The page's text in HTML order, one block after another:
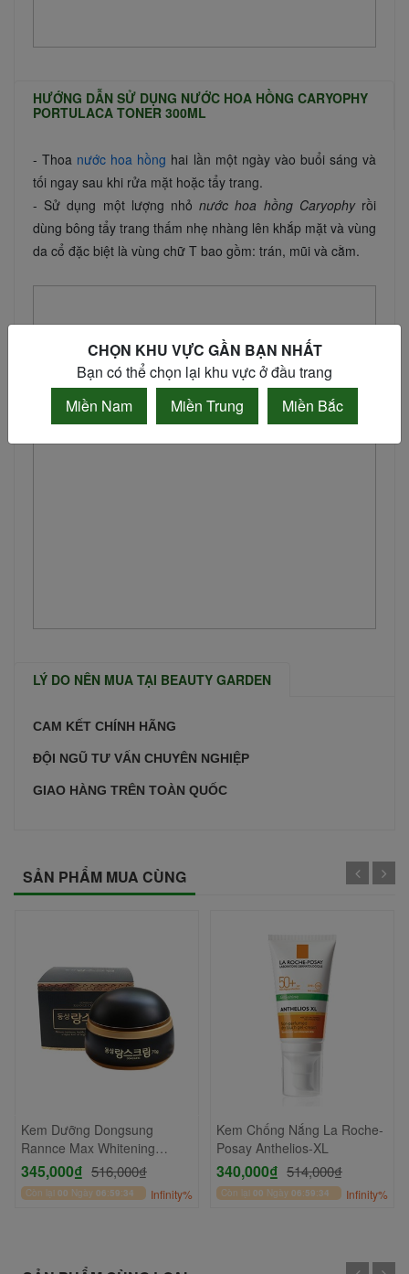
HƯỚNG DẪN SỬ DỤNG NƯỚC HOA HỒNG CARYOPHY
PORTULACA TONER 300ML
- Thoa nước hoa hồng hai lần một ngày vào buổi sáng và
tối ngay sau khi rửa mặt hoặc tẩy trang.
- Sử dụng một lượng nhỏnước hoa hồng Caryophyrồi
dùng bông tẩy trang thấm nhẹ nhàng lên khắp mặt và vùng
da cổ đặc biệt là vùng chữ T bao gồm: trán, mũi và cằm.
LÝ DO NÊN MUA TẠI BEAUTY GARDEN
CAM KẾT CHÍNH HÃNG
ĐỘI NGŨ TƯ VẤN CHUYÊN NGHIỆP
GIAO HÀNG TRÊN TOÀN QUỐC
SẢN PHẨM MUA CÙNG
Kem Dưỡng Dongsung
Rannce Max Whitening
Cream
345,000₫ 516,000₫
Còn lại 00 Ngày 06:59:34 Infinity%
Kem Chống Nắng La Roche-
Posay Anthelios-XL
340,000₫ 514,000₫
Còn lại 00 Ngày 06:59:34 Infinity%
CHỌN KHU VỰC GẦN BẠN NHẤT
Bạn có thể chọn lại khu vực ở đầu trang
Miền Nam
Miền Trung Miền Bắc